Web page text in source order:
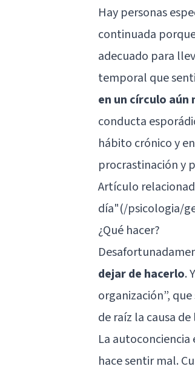
Hay personas
continuada
adecuado para
temporal que
en un círculo aún
conducta
hábito crónico y
procrastinación y
Artículo
día"(/psicologia/
¿Qué hacer?
dejar de hacerlo.
organización”,
de raíz la causa
La
hace sentir mal.